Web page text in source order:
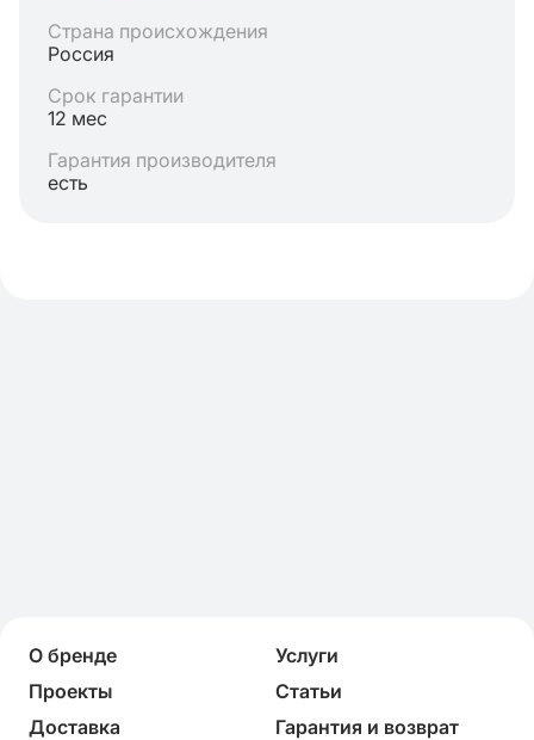
Страна происхождения
Россия
Срок гарантии
12 мес
Гарантия производителя
есть
О бренде
Услуги
Проекты
Статьи
Доставка
Гарантия и возврат